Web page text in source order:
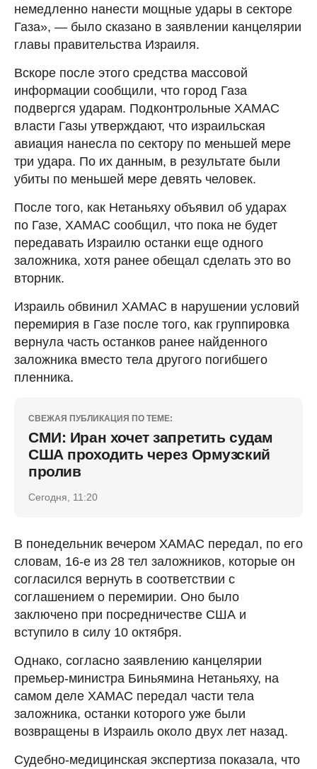
немедленно нанести мощные удары в секторе
Газа», — было сказано в заявлении канцелярии
главы правительства Израиля.
Вскоре после этого средства массовой
информации сообщили, что город Газа
подвергся ударам. Подконтрольные ХАМАС
власти Газы утверждают, что израильская
авиация нанесла по сектору по меньшей мере
три удара. По их данным, в результате были
убиты по меньшей мере девять человек.
После того, как Нетаньяху объявил об ударах
по Газе, ХАМАС сообщил, что пока не будет
передавать Израилю останки еще одного
заложника, хотя ранее обещал сделать это во
вторник.
Израиль обвинил ХАМАС в нарушении условий
перемирия в Газе после того, как группировка
вернула часть останков ранее найденного
заложника вместо тела другого погибшего
пленника.
СВЕЖАЯ ПУБЛИКАЦИЯ ПО ТЕМЕ:
СМИ: Иран хочет запретить судам
США проходить через Ормузский
пролив
Сегодня, 11:20
В понедельник вечером ХАМАС передал, по его
словам, 16-е из 28 тел заложников, которые он
согласился вернуть в соответствии с
соглашением о перемирии. Оно было
заключено при посредничестве США и
вступило в силу 10 октября.
Однако, согласно заявлению канцелярии
премьер-министра Биньямина Нетаньяху, на
самом деле ХАМАС передал части тела
заложника, останки которого уже были
возвращены в Израиль около двух лет назад.
Судебно-медицинская экспертиза показала, что